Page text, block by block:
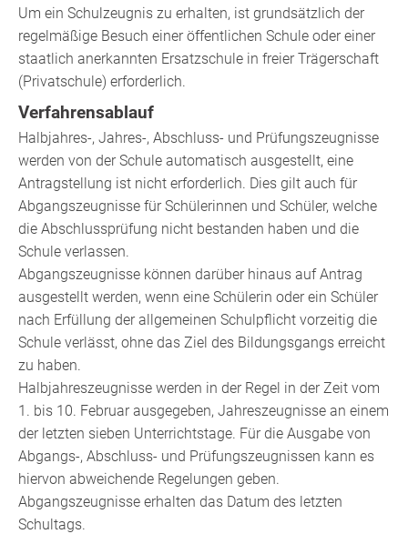
Um ein Schulzeugnis zu erhalten, ist grundsätzlich der
regelmäßige Besuch einer öffentlichen Schule oder einer
staatlich anerkannten Ersatzschule in freier Trägerschaft
(Privatschule) erforderlich.
Verfahrensablauf
Halbjahres-, Jahres-, Abschluss- und Prüfungszeugnisse
werden von der Schule automatisch ausgestellt, eine
Antragstellung ist nicht erforderlich. Dies gilt auch für
Abgangszeugnisse für Schülerinnen und Schüler, welche
die Abschlussprüfung nicht bestanden haben und die
Schule verlassen.
Abgangszeugnisse können darüber hinaus auf Antrag
ausgestellt werden, wenn eine Schülerin oder ein Schüler
nach Erfüllung der allgemeinen Schulpflicht vorzeitig die
Schule verlässt, ohne das Ziel des Bildungsgangs erreicht
zu haben.
Halbjahreszeugnisse werden in der Regel in der Zeit vom
1. bis 10. Februar ausgegeben, Jahreszeugnisse an einem
der letzten sieben Unterrichtstage. Für die Ausgabe von
Abgangs-, Abschluss- und Prüfungszeugnissen kann es
hiervon abweichende Regelungen geben.
Abgangszeugnisse erhalten das Datum des letzten
Schultags.